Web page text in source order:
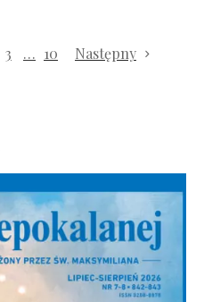
3 … 10 Następny